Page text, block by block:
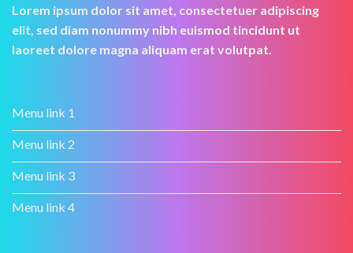
Lorem ipsum dolor sit amet, consectetuer adipiscing
elit, sed diam nonummy nibh euismod tincidunt ut
laoreet dolore magna aliquam erat volutpat.
Menu link 1
Menu link 2
Menu link 3
Menu link 4